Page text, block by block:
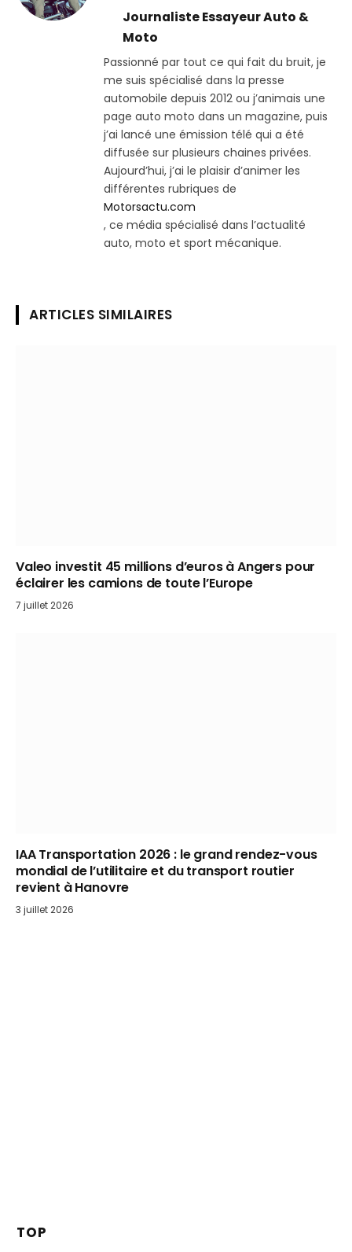
Journaliste Essayeur Auto &
Moto
Passionné par tout ce qui fait du bruit, je
me suis spécialisé dans la presse
automobile depuis 2012 ou j’animais une
page auto moto dans un magazine, puis
j’ai lancé une émission télé qui a été
diffusée sur plusieurs chaines privées.
Aujourd’hui, j’ai le plaisir d’animer les
différentes rubriques de
Motorsactu.com
, ce média spécialisé dans l’actualité
auto, moto et sport mécanique.
ARTICLES SIMILAIRES
Valeo investit 45 millions d’euros à Angers pour
éclairer les camions de toute l’Europe
7 juillet 2026
IAA Transportation 2026 : le grand rendez-vous
mondial de l’utilitaire et du transport routier
revient à Hanovre
3 juillet 2026
TOP